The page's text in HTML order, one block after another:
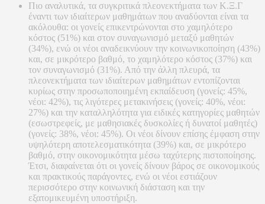
Πιο αναλυτικά, τα συγκριτικά πλεονεκτήματα των Κ.Ξ.Γ
έναντι των ιδιαίτερων μαθημάτων που αναδύονται είναι τα
ακόλουθα: οι γονείς επικεντρώνονται στο χαμηλότερο
κόστος (51%) και στον συναγωνισμό μεταξύ μαθητών
(34%), ενώ οι νέοι αναδεικνύουν την κοινωνικοποίηση (43%)
και, σε μικρότερο βαθμό, το χαμηλότερο κόστος (37%) και
τον συναγωνισμό (31%). Από την άλλη πλευρά, τα
πλεονεκτήματα των ιδιαίτερων μαθημάτων εντοπίζονται
κυρίως στην προσωποποιημένη εκπαίδευση (γονείς: 45%,
νέοι: 42%), τις λιγότερες μετακινήσεις (γονείς: 40%, νέοι:
27%) και την καταλληλότητα για ειδικές κατηγορίες μαθητών
(εσωστρεφείς, με μαθησιακές δυσκολίες ή δυνατοί μαθητές)
(γονείς: 38%, νέοι: 45%). Οι νέοι δίνουν επίσης έμφαση στην
υψηλότερη αποτελεσματικότητα (39%) και, σε μικρότερο
βαθμό, στην οικονομικότητα μέσω ταχύτερης πιστοποίησης.
Έτσι, διαφαίνεται ότι οι γονείς δίνουν βάρος σε οικονομικούς
και πρακτικούς παράγοντες, ενώ οι νέοι εστιάζουν
περισσότερο στην κοινωνική διάσταση και την
εξατομικευμένη υποστήριξη.